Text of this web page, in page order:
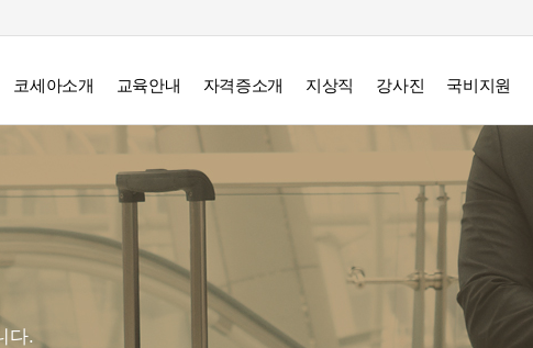
코세아소개 교육안내 자격증소개 지상직 강사진 국비지원
다.